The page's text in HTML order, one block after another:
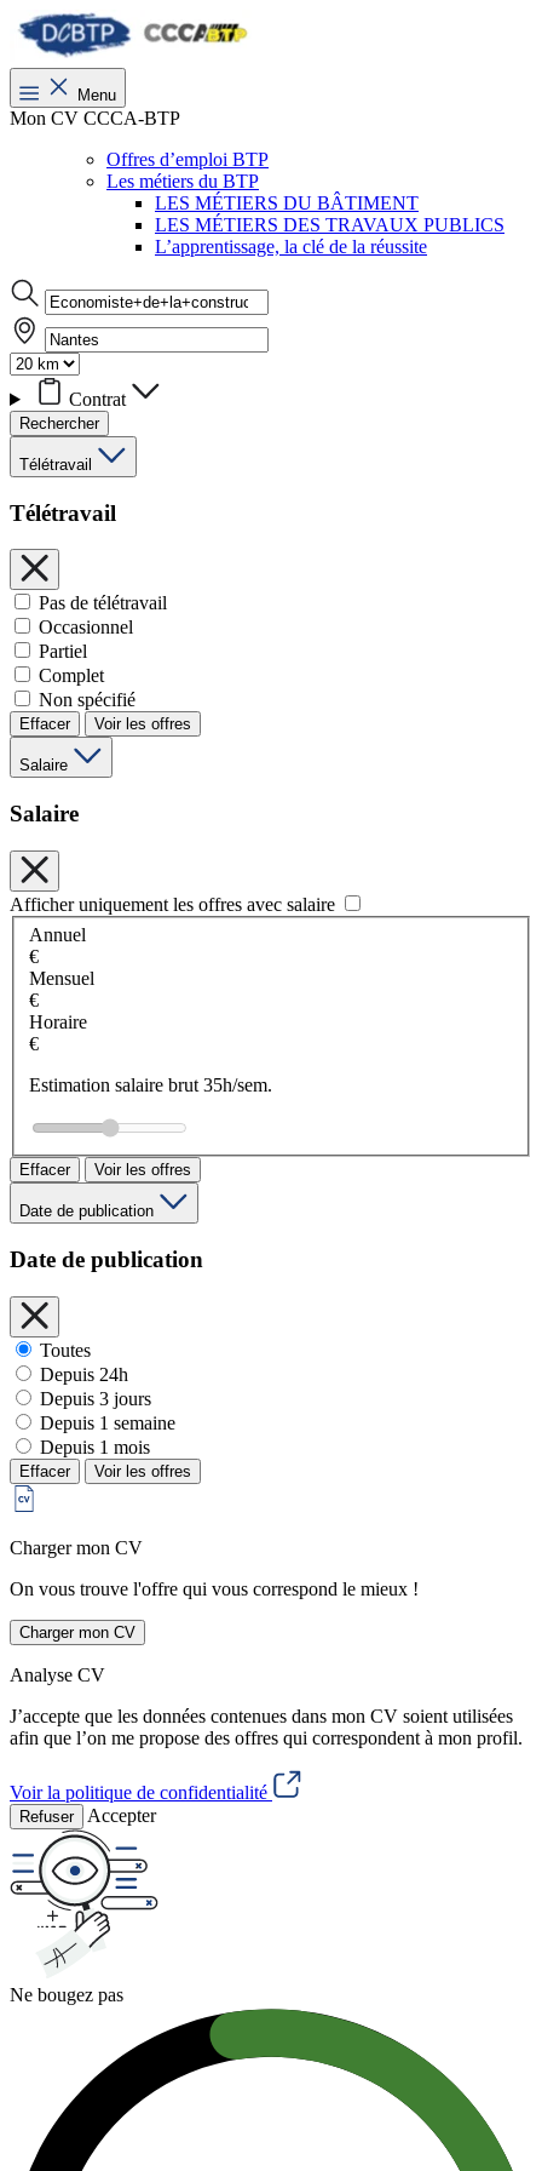
Menu
Mon CV CCCA-BTP
Offres d’emploi BTP
Les métiers du BTP
LES MÉTIERS DU BÂTIMENT
LES MÉTIERS DES TRAVAUX PUBLICS
L’apprentissage, la clé de la réussite
Contrat
Rechercher
Télétravail
Télétravail
Pas de télétravail
Occasionnel
Partiel
Complet
Non spécifié
Effacer Voir les offres
Salaire
Salaire
Afficher uniquement les offres avec salaire
Annuel
€
Mensuel
€
Horaire
€
Estimation salaire brut 35h/sem.
Effacer Voir les offres
Date de publication
Date de publication
Toutes
Depuis 24h
Depuis 3 jours
Depuis 1 semaine
Depuis 1 mois
Effacer Voir les offres
Charger mon CV
On vous trouve l'offre qui vous correspond le mieux !
Charger mon CV
Analyse CV
J’accepte que les données contenues dans mon CV soient utilisées
afin que l’on me propose des offres qui correspondent à mon profil.
Voir la politique de confidentialité
Refuser Accepter
Ne bougez pas